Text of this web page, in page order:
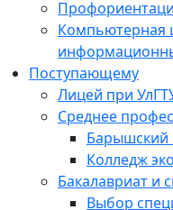
Компьютерная
Поступающему
Лицей при
Среднее
Барышский
Колледж
Бакалавриат и
Выбор